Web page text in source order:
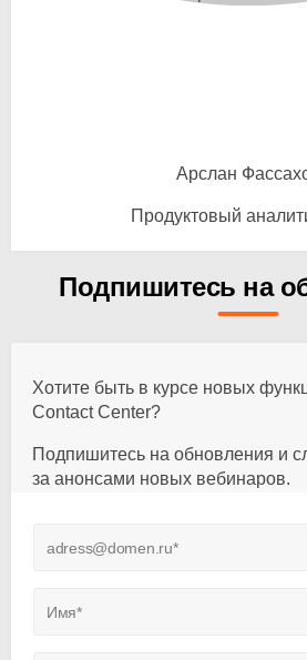
Арслан
Продуктовый
Подпишитесь на
Хотите быть в курсе новых
Contact Center?
Подпишитесь на обновления и
за анонсами новых вебинаров.